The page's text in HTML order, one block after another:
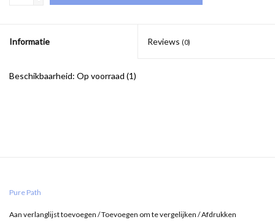
Informatie Reviews (0)
Beschikbaarheid: Op voorraad (1)
Pure Path
Aan verlanglijst toevoegen /Toevoegen om te vergelijken /Afdrukken